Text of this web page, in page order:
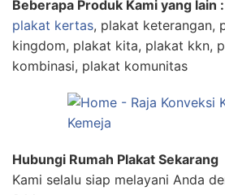
Beberapa Produk Kami yang lain :
plakat kertas, plakat keterangan,
kingdom, plakat kita, plakat kkn,
kombinasi, plakat komunitas
Hubungi Rumah Plakat Sekarang
Kami selalu siap melayani Anda